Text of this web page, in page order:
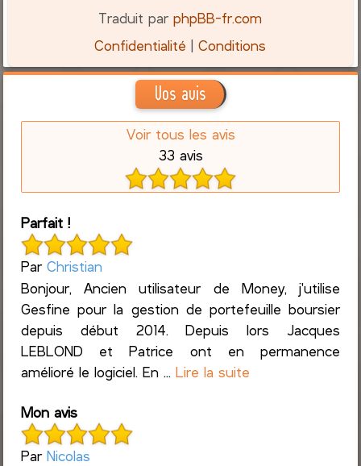
Traduit parphpBB-fr.com
Confidentialité |Conditions
Vos avis
Voir tous les avis
33 avis
Parfait !
ParChristian
Bonjour, Ancien utilisateur de Money, j'utilise
Gesfine pour la gestion de portefeuille boursier
depuis début 2014. Depuis lors Jacques
LEBLOND et Patrice ont en permanence
amélioré le logiciel. En ...Lire la suite
Mon avis
ParNicolas